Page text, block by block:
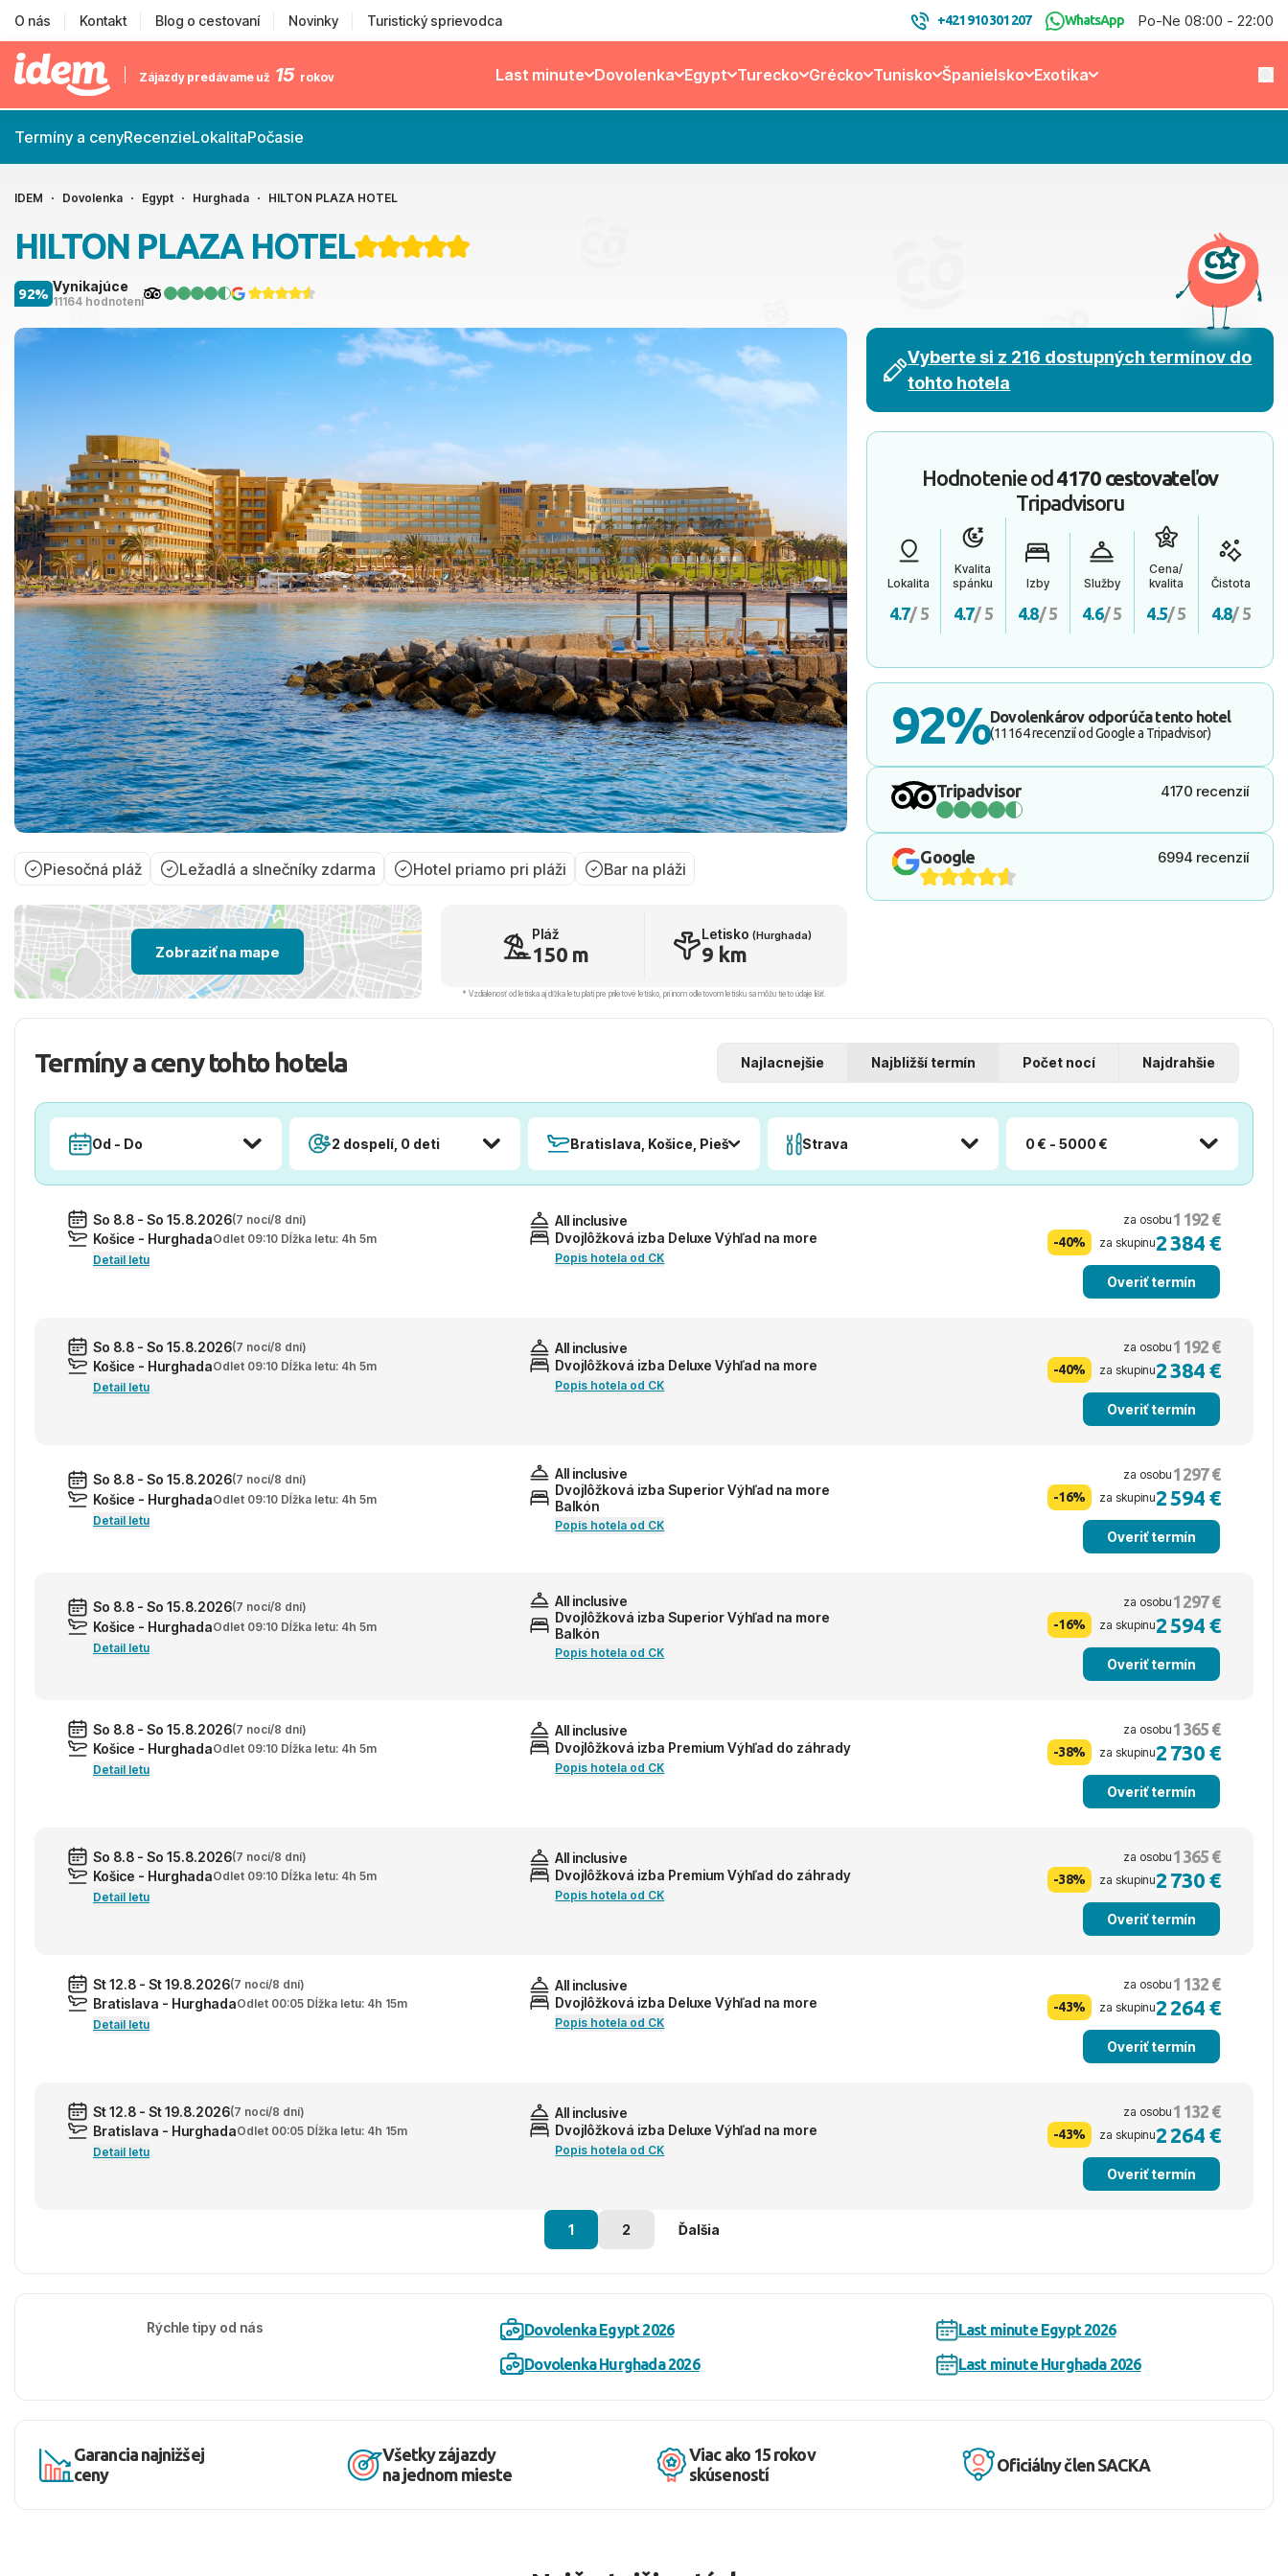
O nás Kontakt Blog o cestovaní Novinky Turistický sprievodca +421 910 301 207 WhatsApp Po-Ne 08:00 - 22:00
Zájazdy predávame už 15 rokov Last minute Dovolenka Egypt Turecko Grécko Tunisko Španielsko Exotika
Termíny a cenyRecenzieLokalitaPočasie
IDEM Dovolenka Egypt Hurghada HILTON PLAZA HOTEL
HILTON PLAZA HOTEL
Vynikajúce
11164 hodnotení
92%
Piesočná pláž Ležadlá a slnečníky zdarma Hotel priamo pri pláži Bar na pláži
Vyberte si z 216 dostupných termínov do
tohto hotela
Hodnotenie od4170 cestovateľov
Tripadvisoru
Lokalita
4.7/ 5
Kvalita
spánku
4.7/ 5
Izby
4.8/ 5
Služby
4.6/ 5
Cena/
kvalita
4.5/ 5
Čistota
4.8/ 5
92%Dovolenkárov odporúča tento hotel
(11164 recenzií od Google a Tripadvisor)
Tripadvisor 4170 recenzií
Google 6994 recenzií
Zobraziť na mape
Pláž
150 m
Letisko(Hurghada)
9 km
* Vzdialenosť od letiska aj dľžka letu platí pre príletové letisko, pri inom odletovom letisku sa môžu tieto údaje líšiť.
Termíny a ceny tohto hotela Najlacnejšie Najbližší termín Počet nocí Najdrahšie
Od - Do 2 dospelí, 0 deti Bratislava, Košice, Piešťany, PopradStrava 0 € - 5000 €
So 8.8 - So 15.8.2026(7 nocí/8 dní)
Košice - HurghadaOdlet 09:10 Dĺžka letu: 4h 5m
Detail letu
All inclusive
Dvojlôžková izba Deluxe Výhľad na more
Popis hotela od CK
za osobu 1 192 €
-40% za skupinu2 384 €
Overiť termín
So 8.8 - So 15.8.2026(7 nocí/8 dní)
Košice - HurghadaOdlet 09:10 Dĺžka letu: 4h 5m
Detail letu
All inclusive
Dvojlôžková izba Deluxe Výhľad na more
Popis hotela od CK
za osobu 1 192 €
-40% za skupinu2 384 €
Overiť termín
So 8.8 - So 15.8.2026(7 nocí/8 dní)
Košice - HurghadaOdlet 09:10 Dĺžka letu: 4h 5m
Detail letu
All inclusive
Dvojlôžková izba Superior Výhľad na more
Balkón
Popis hotela od CK
za osobu 1 297 €
-16% za skupinu2 594 €
Overiť termín
So 8.8 - So 15.8.2026(7 nocí/8 dní)
Košice - HurghadaOdlet 09:10 Dĺžka letu: 4h 5m
Detail letu
All inclusive
Dvojlôžková izba Superior Výhľad na more
Balkón
Popis hotela od CK
za osobu 1 297 €
-16% za skupinu2 594 €
Overiť termín
So 8.8 - So 15.8.2026(7 nocí/8 dní)
Košice - HurghadaOdlet 09:10 Dĺžka letu: 4h 5m
Detail letu
All inclusive
Dvojlôžková izba Premium Výhľad do záhrady
Popis hotela od CK
za osobu 1 365 €
-38% za skupinu2 730 €
Overiť termín
So 8.8 - So 15.8.2026(7 nocí/8 dní)
Košice - HurghadaOdlet 09:10 Dĺžka letu: 4h 5m
Detail letu
All inclusive
Dvojlôžková izba Premium Výhľad do záhrady
Popis hotela od CK
za osobu 1 365 €
-38% za skupinu2 730 €
Overiť termín
St 12.8 - St 19.8.2026(7 nocí/8 dní)
Bratislava - HurghadaOdlet 00:05 Dĺžka letu: 4h 15m
Detail letu
All inclusive
Dvojlôžková izba Deluxe Výhľad na more
Popis hotela od CK
za osobu 1 132 €
-43% za skupinu2 264 €
Overiť termín
St 12.8 - St 19.8.2026(7 nocí/8 dní)
Bratislava - HurghadaOdlet 00:05 Dĺžka letu: 4h 15m
Detail letu
All inclusive
Dvojlôžková izba Deluxe Výhľad na more
Popis hotela od CK
za osobu 1 132 €
-43% za skupinu2 264 €
Overiť termín
1 2 Ďalšia
Rýchle tipy od nás Dovolenka Egypt 2026
Last minute Egypt 2026
Dovolenka Hurghada 2026
Last minute Hurghada 2026
Garancia najnižšej
ceny
Všetky zájazdy
na jednom mieste
Viac ako 15 rokov
skúseností
Oficiálny člen SACKA